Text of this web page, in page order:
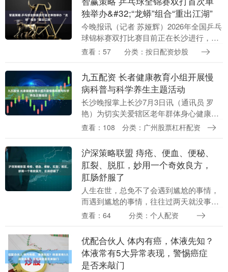
独举办&#32;“龙蟒”组合“重出江湖”
今晚报讯（记者 苏娅辉）2026年全国乒乓
球锦标赛双打比赛目前正在长沙进行，中
国乒协今年首次将全锦赛双打比赛列为单
队界限。王....
查看：57 分类：按日配资炒股
九五配资 长者健康教育小组开展慢
病科普与科学养生主题活动
长沙晚报掌上长沙7月3日讯（通讯员 罗
艳）为切实关爱辖区老年群体身心健康，
普及慢病防治知识与科学养生理念，提升
福利彩票公益....
查看：108 分类：广州股票杠杆配资
沪深策略联盟 痔疮、便血、便秘、
肛裂、脱肛，妙用一个奇效良方，
肛肠舒服了
人生在世，总免不了会遇到尴尬的事情，
而遇到尴尬的事情，往往过两天就没事
了。但若是遇到令人尴尬的疾病，不仅让
导致很多人即便有这....
查看：64 分类：个人配资
优配合伙人 体内有癌，体液先知？
体液常有5大异常表现，警惕癌症
是否来敲门